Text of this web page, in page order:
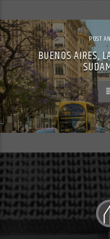
POST
BUENOS AIRES,